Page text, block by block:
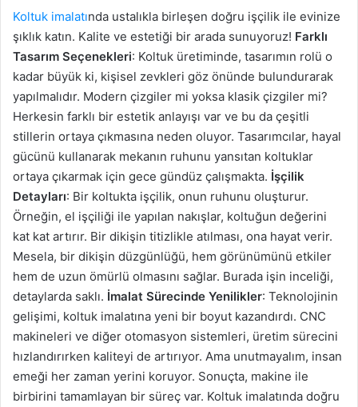
Koltuk imalatında ustalıkla birleşen doğru işçilik ile evinize
şıklık katın. Kalite ve estetiği bir arada sunuyoruz! Farklı
Tasarım Seçenekleri: Koltuk üretiminde, tasarımın rolü o
kadar büyük ki, kişisel zevkleri göz önünde bulundurarak
yapılmalıdır. Modern çizgiler mi yoksa klasik çizgiler mi?
Herkesin farklı bir estetik anlayışı var ve bu da çeşitli
stillerin ortaya çıkmasına neden oluyor. Tasarımcılar, hayal
gücünü kullanarak mekanın ruhunu yansıtan koltuklar
ortaya çıkarmak için gece gündüz çalışmakta. İşçilik
Detayları: Bir koltukta işçilik, onun ruhunu oluşturur.
Örneğin, el işçiliği ile yapılan nakışlar, koltuğun değerini
kat kat artırır. Bir dikişin titizlikle atılması, ona hayat verir.
Mesela, bir dikişin düzgünlüğü, hem görünümünü etkiler
hem de uzun ömürlü olmasını sağlar. Burada işin inceliği,
detaylarda saklı. İmalat Sürecinde Yenilikler: Teknolojinin
gelişimi, koltuk imalatına yeni bir boyut kazandırdı. CNC
makineleri ve diğer otomasyon sistemleri, üretim sürecini
hızlandırırken kaliteyi de artırıyor. Ama unutmayalım, insan
emeği her zaman yerini koruyor. Sonuçta, makine ile
birbirini tamamlayan bir süreç var. Koltuk imalatında doğru